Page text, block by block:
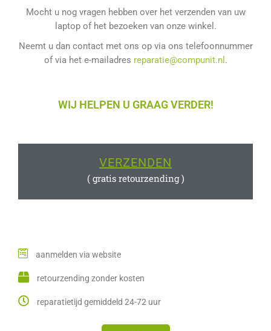
Mocht u nog vragen hebben over het verzenden van uw
laptop of het bezoeken van onze winkel.
Neemt u dan contact met ons op via ons telefoonnummer
of via het e-mailadres reparatie@compunit.nl .
WIJ HELPEN U GRAAG VERDER!
VERZENDEN
( gratis retourzending )
aanmelden via website
retourzending zonder kosten
reparatietijd gemiddeld 24-72 uur